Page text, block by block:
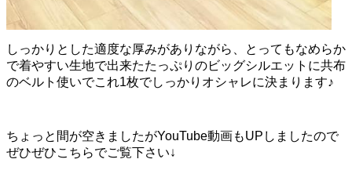
しっかりとした適度な厚みがありながら、とってもなめらか
で着やすい生地で出来たたっぷりのビッグシルエットに共布
のベルト使いでこれ1枚でしっかりオシャレに決まります♪
ちょっと間が空きましたがYouTube動画もUPしましたので
ぜひぜひこちらでご覧下さい↓